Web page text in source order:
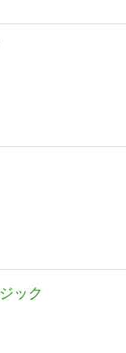
ック